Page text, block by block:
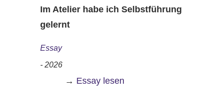
Im Atelier habe ich Selbstführung
gelernt
Essay
- 2026
→ Essay lesen